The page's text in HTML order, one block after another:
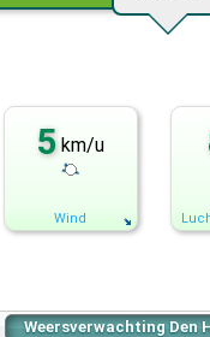
5 km/u
Wind
Weersverwachting Den